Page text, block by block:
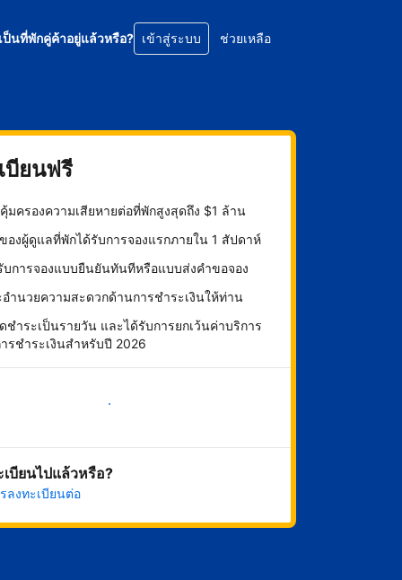
ป็นที่พักคู่ค้าอยู่แล้วหรือ? เข้าสู่ระบบ ช่วยเหลือ
บียนฟรี
มครองความเสียหายต่อที่พักสูงสุดถึง $1 ล้าน
องผู้ดูแลที่พักได้รับการจองแรกภายใน 1 สัปดาห์
บการจองแบบยืนยันทันทีหรือแบบส่งคำขอจอง
อำนวยความสะดวกด้านการชำระเงินให้ท่าน
ชำระเป็นรายวัน และได้รับการยกเว้นค่าบริการ
รชำระเงินสำหรับปี 2026
เริ่มดำเนินการเลย
เบียนไปแล้วหรือ?
ลงทะเบียนต่อ